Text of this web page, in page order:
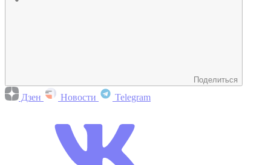
Поделиться
Дзен Новости Telegram